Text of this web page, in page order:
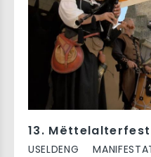
13.
USELDENG